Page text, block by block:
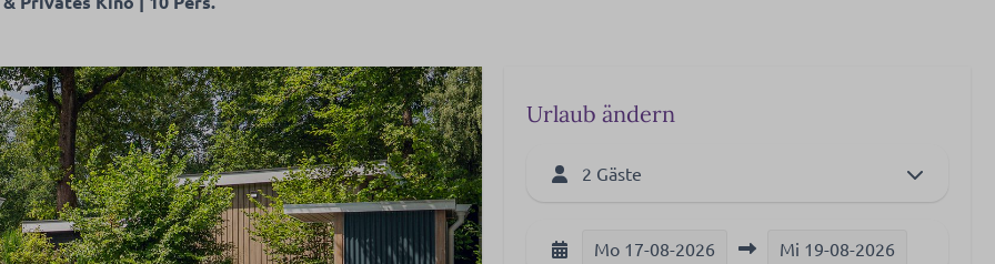
Urlaub ändern
2 Gäste
Mo 17-08-2026 Mi 19-08-2026